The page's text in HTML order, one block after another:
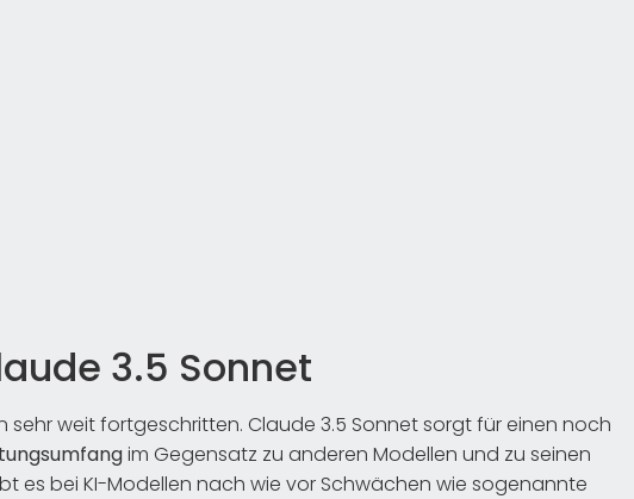
3.5 Sonnet
sehr weit fortgeschritten. Claude 3.5 Sonnet sorgt für einen noch
im Gegensatz zu anderen Modellen und zu seinen
es bei KI-Modellen nach wie vor Schwächen wie sogenannte